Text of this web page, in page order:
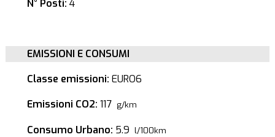
N° Posti: 4
EMISSIONI E CONSUMI
Classe emissioni: EURO6
Emissioni CO2: 117 g/km
Consumo Urbano: 5.9 l/100km